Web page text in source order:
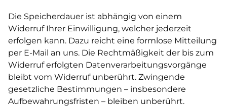
Die Speicherdauer ist abhängig von einem
Widerruf Ihrer Einwilligung, welcher jederzeit
erfolgen kann. Dazu reicht eine formlose Mitteilung
per E-Mail an uns. Die Rechtmäßigkeit der bis zum
Widerruf erfolgten Datenverarbeitungsvorgänge
bleibt vom Widerruf unberührt. Zwingende
gesetzliche Bestimmungen – insbesondere
Aufbewahrungsfristen – bleiben unberührt.